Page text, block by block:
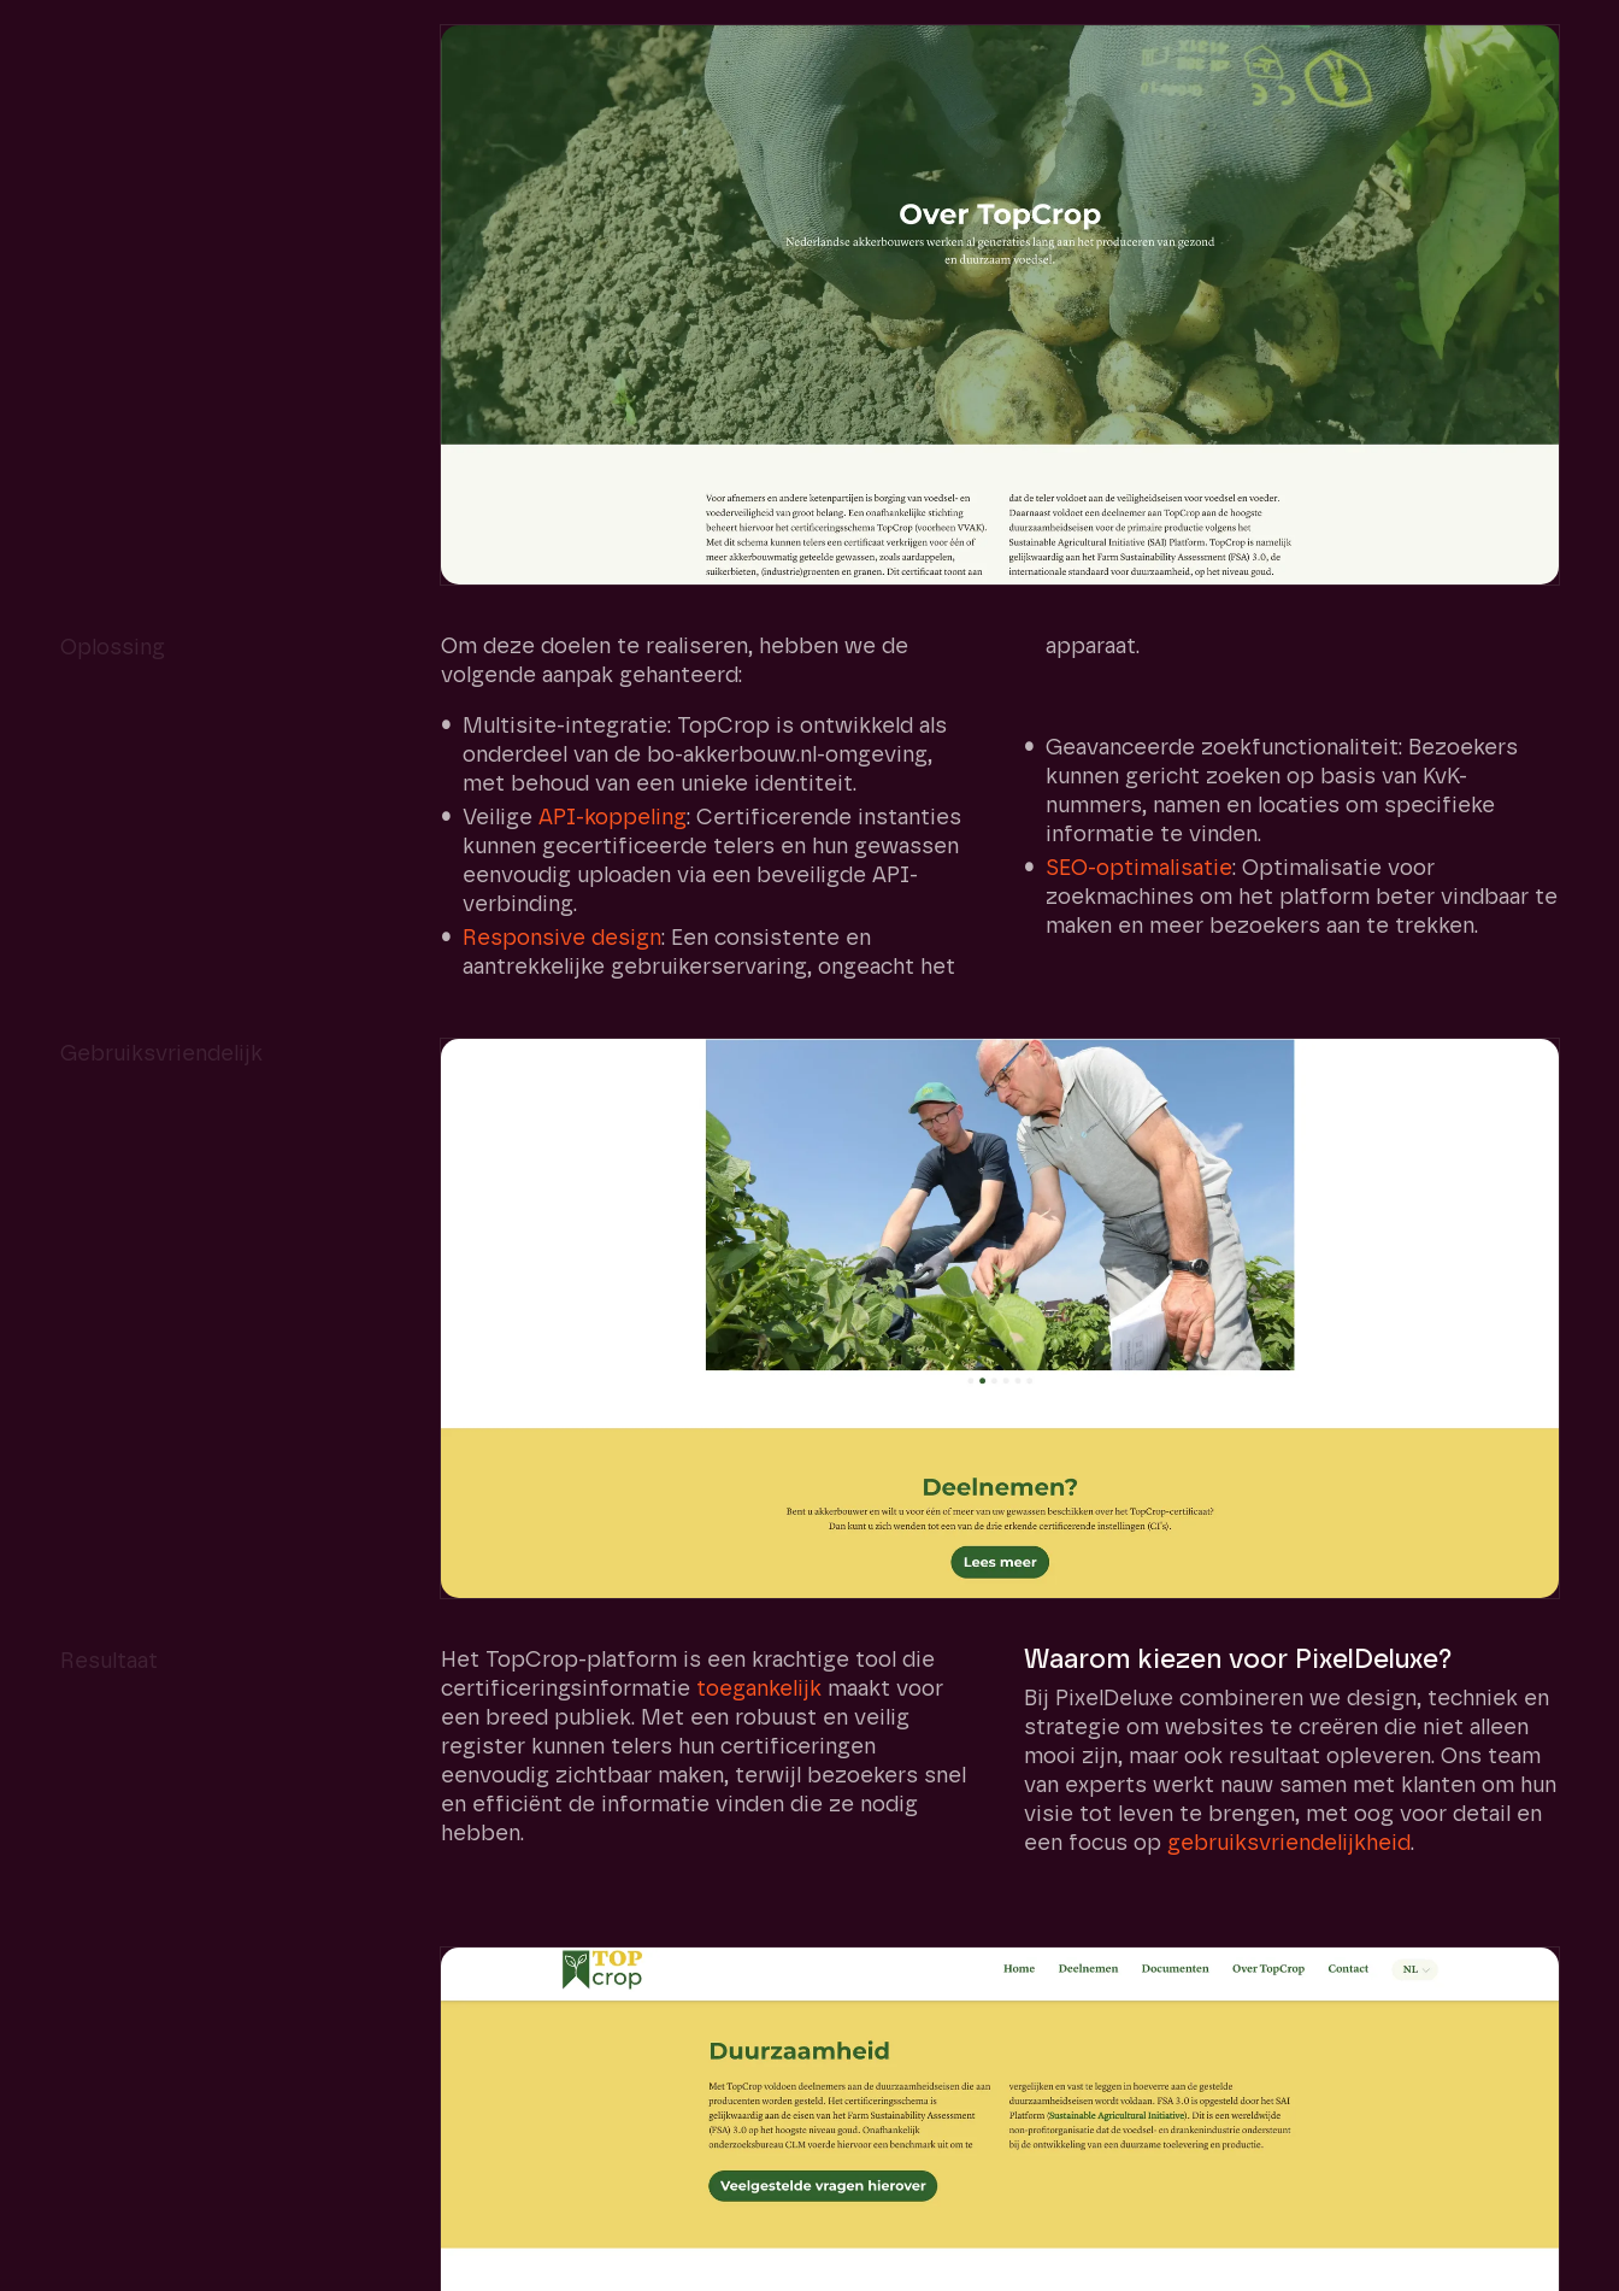
Oplossing
Om deze doelen te realiseren, hebben we de
volgende aanpak gehanteerd:
Multisite-integratie: TopCrop is ontwikkeld als
onderdeel van de bo-akkerbouw.nl-omgeving,
met behoud van een unieke identiteit.
Veilige API-koppeling: Certificerende instanties
kunnen gecertificeerde telers en hun gewassen
eenvoudig uploaden via een beveiligde API-
verbinding.
Responsive design: Een consistente en
aantrekkelijke gebruikerservaring, ongeacht het
apparaat.
Geavanceerde zoekfunctionaliteit: Bezoekers
kunnen gericht zoeken op basis van KvK-
nummers, namen en locaties om specifieke
informatie te vinden.
SEO-optimalisatie: Optimalisatie voor
zoekmachines om het platform beter vindbaar te
maken en meer bezoekers aan te trekken.
Gebruiksvriendelijk
Resultaat
Het TopCrop-platform is een krachtige tool die
certificeringsinformatie toegankelijkmaakt voor
een breed publiek. Met een robuust en veilig
register kunnen telers hun certificeringen
eenvoudig zichtbaar maken, terwijl bezoekers snel
en efficiënt de informatie vinden die ze nodig
hebben.
Waarom kiezen voor PixelDeluxe?
Bij PixelDeluxe combineren we design, techniek en
strategie om websites te creëren die niet alleen
mooi zijn, maar ook resultaat opleveren. Ons team
van experts werkt nauw samen met klanten om hun
visie tot leven te brengen, met oog voor detail en
een focus op gebruiksvriendelijkheid.